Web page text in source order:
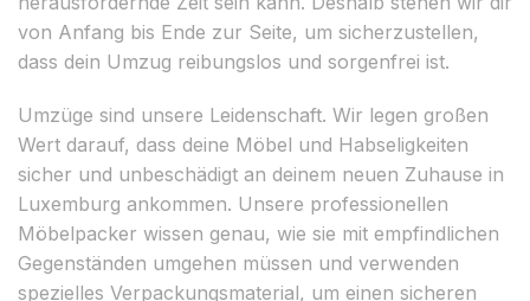
von Anfang bis Ende zur Seite, um sicherzustellen,
dass dein Umzug reibungslos und sorgenfrei ist.
Umzüge sind unsere Leidenschaft. Wir legen großen
Wert darauf, dass deine Möbel und Habseligkeiten
sicher und unbeschädigt an deinem neuen Zuhause in
Luxemburg ankommen. Unsere professionellen
Möbelpacker wissen genau, wie sie mit empfindlichen
Gegenständen umgehen müssen und verwenden
spezielles Verpackungsmaterial, um einen sicheren